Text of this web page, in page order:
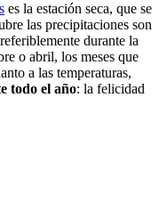
es la estación seca, que se
las precipitaciones son
durante la
o abril, los meses que
a las temperaturas,
todo el año: la felicidad